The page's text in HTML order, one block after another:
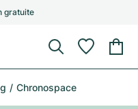
gratuite
Chronospace